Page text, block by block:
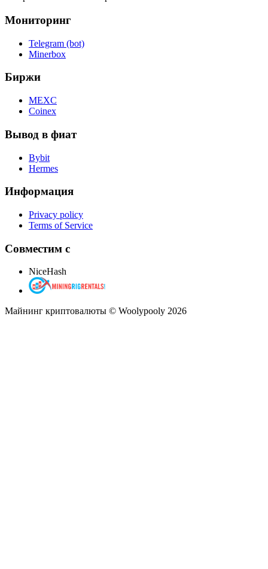
Мониторинг
Telegram (bot)
Minerbox
Биржи
MEXC
Coinex
Вывод в фиат
Bybit
Hermes
Информация
Privacy policy
Terms of Service
Совместим с
NiceHash
Майнинг криптовалюты © Woolypooly 2026